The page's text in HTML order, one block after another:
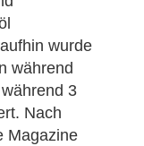
wurde
während
3
Nach
Magazine